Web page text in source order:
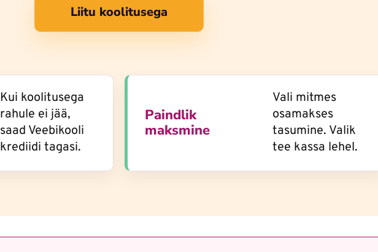
Liitu koolitusega
Kui koolitusega
rahule ei jää,
saad Veebikooli
krediidi tagasi.
Paindlik
maksmine
Vali mitmes
osamakses
tasumine. Valik
tee kassa lehel.